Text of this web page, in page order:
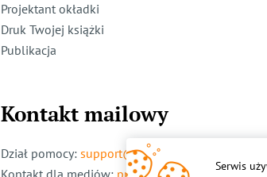
Projektant okładki
Druk Twojej książki
Publikacja
Kontakt mailowy
Dział pomocy: support@ridero.pl
Kontakt dla mediów: pr@ridero.pl
Serwis